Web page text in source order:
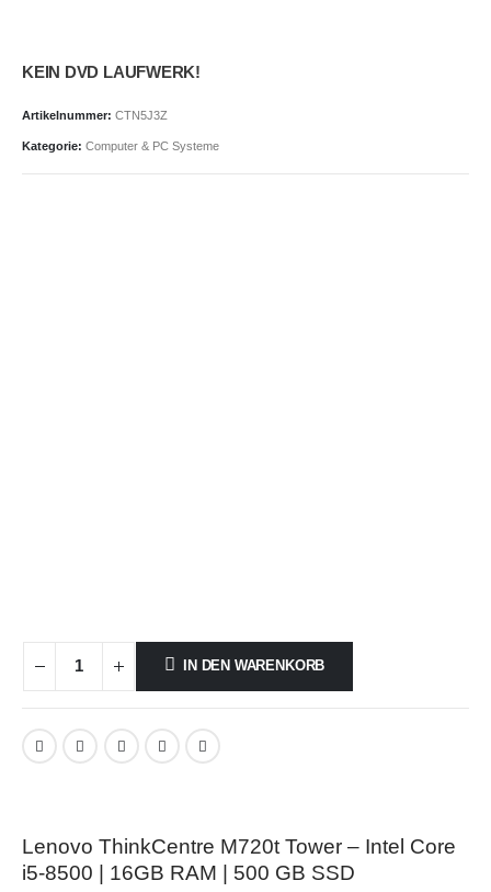
KEIN DVD LAUFWERK!
Artikelnummer: CTN5J3Z
Kategorie: Computer & PC Systeme
IN DEN WARENKORB
Lenovo ThinkCentre M720t Tower – Intel Core
i5-8500 | 16GB RAM | 500 GB SSD